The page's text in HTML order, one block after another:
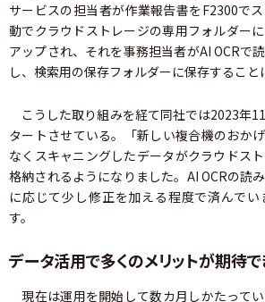
サービスの担当者が作業報告書をF2300で
動でクラウドストレージの専用フォルダー
アップされ、それを事務担当者がAI OCRで
し、検索用の保存フォルダーに保存すること
こうした取り組みを経て同社では2023年
タートさせている。「新しい複合機のおか
なくスキャニングしたデータがクラウドス
格納されるようになりました。AI OCRの読
に応じて少し修正を加える程度で済んで
す。
データ活用で多くのメリットが期待で
現在は運用を開始して数カ月しかたって